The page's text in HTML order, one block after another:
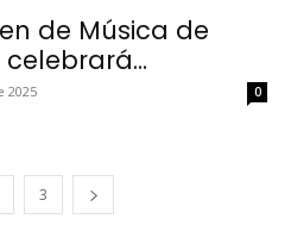
de Música de
2025 0
3